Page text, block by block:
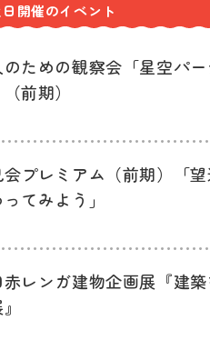
開催のイベント
ための観察会「星空パー
前期）
プレミアム（前期）「望
てみよう」
レンガ建物企画展『建築